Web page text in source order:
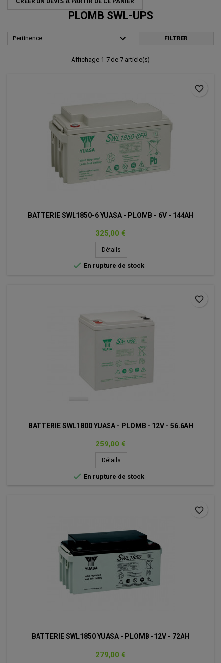
CRÉER UN DEVIS À PARTIR DE CE PANIER
PLOMB SWL-UPS
Pertinence  FILTRER
Affichage 1-7 de 7 article(s)
BATTERIE SWL1850-6 YUASA - PLOMB - 6V - 144AH
Prix
325,00 €
Détails
 En rupture de stock
favorite_border
BATTERIE SWL1800 YUASA - PLOMB - 12V - 56.6AH
Prix
259,00 €
Détails
 En rupture de stock
favorite_border
BATTERIE SWL1850 YUASA - PLOMB -12V - 72AH
Prix
279,00 €
favorite_border